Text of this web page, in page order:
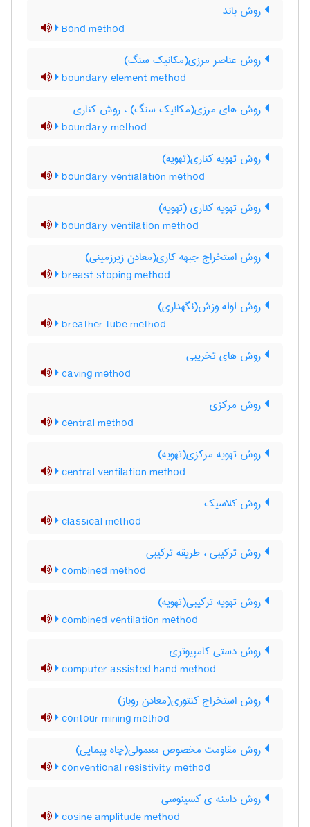
روش باند
Bond method
روش عناصر مرزی(مکانیک سنگ)
boundary element method
روش های مرزی(مکانیک سنگ) ، روش کناری
boundary method
روش تهویه کناری(تهویه)
boundary ventialation method
روش تهویه کناری (تهویه)
boundary ventilation method
روش استخراج جبهه کاری(معادن زیرزمینی)
breast stoping method
روش لوله وزش(نگهداری)
breather tube method
روش های تخریبی
caving method
روش مرکزی
central method
روش تهویه مرکزی(تهویه)
central ventilation method
روش کلاسیک
classical method
روش ترکیبی ، طریقه ترکیبی
combined method
روش تهویه ترکیبی(تهویه)
combined ventilation method
روش دستی کامپیوتری
computer assisted hand method
روش استخراج کنتوری(معادن روباز)
contour mining method
روش مقاومت مخصوص معمولی(چاه پیمایی)
conventional resistivity method
روش دامنه ی کسینوسی
cosine amplitude method